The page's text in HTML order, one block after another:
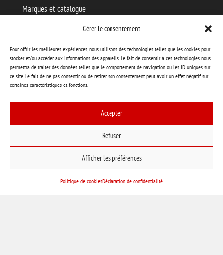
Gérer le consentement
Pour offrir les meilleures expériences, nous utilisons des technologies telles que les cookies pour
stocker et/ou accéder aux informations des appareils. Le fait de consentir à ces technologies nous
permettra de traiter des données telles que le comportement de navigation ou les ID uniques sur
ce site. Le fait de ne pas consentir ou de retirer son consentement peut avoir un effet négatif sur
certaines caractéristiques et fonctions.
Accepter
Refuser
Afficher les préférences
Politique de cookiesDéclaration de confidentialité
Marques et catalogue
NOTRE ENTREPRISE
Garanties
Notre engagement
Témoignages
Payer une facture